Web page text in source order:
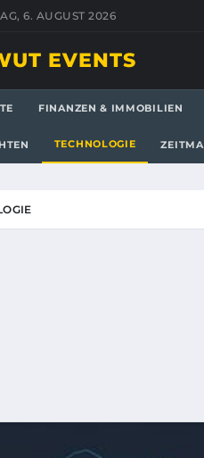
6. AUGUST 2026
EVENTS
FINANZEN & IMMOBILIEN
TECHNOLOGIE